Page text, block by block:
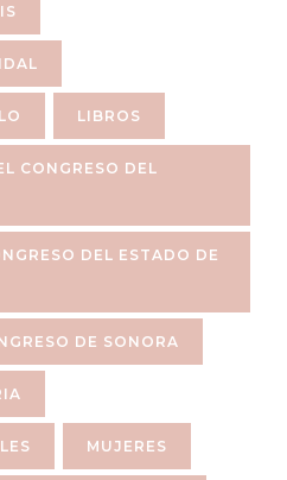
LIBROS
CONGRESO DEL
DEL ESTADO DE
DE SONORA
MUJERES